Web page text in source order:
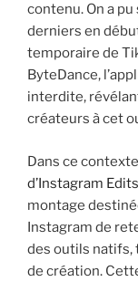
contenu. On a pu
derniers en
temporaire de
ByteDance,
interdite,
créateurs à cet
Dans ce
d’Instagram Edits
montage
Instagram de
des outils natifs,
de création.